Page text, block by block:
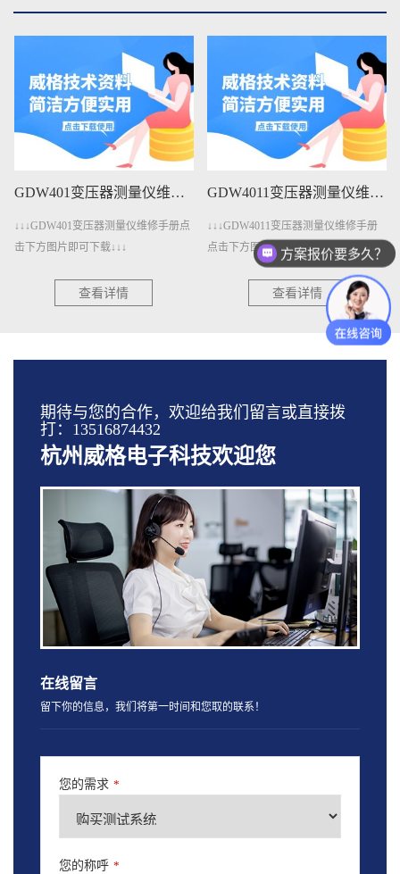
GDW401变压器测量仪维修手册下载
↓↓↓GDW401变压器测量仪维修手册点
击下方图片即可下载↓↓↓
查看详情
GDW4011变压器测量仪维修手册下载
↓↓↓GDW4011变压器测量仪维修手册
点击下方图片即可下载↓↓↓
查看详情
期待与您的合作，欢迎给我们留言或直接拨
打：13516874432
杭州威格电子科技欢迎您
在线留言
留下你的信息，我们将第一时间和您取的联系！
您的需求 *
您的称呼 *
方案报价要多久？